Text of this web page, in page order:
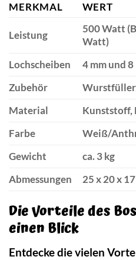
MERKMAL WERT
Leistung
500 Watt
Watt)
Lochscheiben
4 mm und 8
Zubehör
Material
Kunststoff,
Farbe
Weiß/
Gewicht
ca. 3 kg
Abmessungen
25 x 20 x
Die Vorteile des
einen Blick
Entdecke die vielen